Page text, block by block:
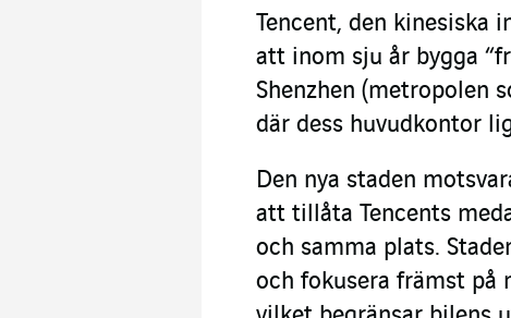
Tencent, den kinesiska
att inom sju år bygga
Shenzhen (metropolen
där dess huvudkontor
Den nya staden
att tillåta Tencents
och samma plats.
och fokusera främst på